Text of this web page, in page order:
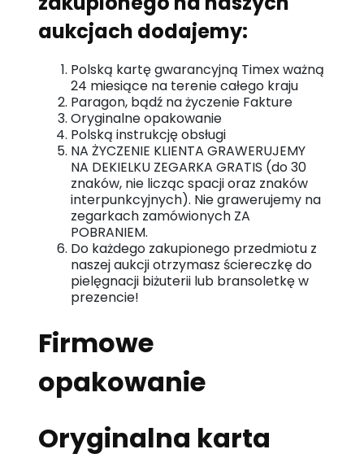
aukcjach dodajemy:
Polską kartę gwarancyjną Timex ważną
24 miesiące na terenie całego kraju
Paragon, bądź na życzenie Fakture
Oryginalne opakowanie
Polską instrukcję obsługi
NA ŻYCZENIE KLIENTA GRAWERUJEMY
NA DEKIELKU ZEGARKA GRATIS (do 30
znaków, nie licząc spacji oraz znaków
interpunkcyjnych). Nie grawerujemy na
zegarkach zamówionych ZA
POBRANIEM.
Do każdego zakupionego przedmiotu z
naszej aukcji otrzymasz ściereczkę do
pielęgnacji biżuterii lub bransoletkę w
prezencie!
Firmowe
opakowanie
Oryginalna karta